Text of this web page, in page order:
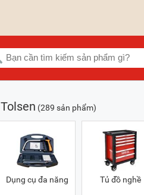
Tolsen (289 sản phẩm)
Dụng cụ đa năng Tủ đồ nghề